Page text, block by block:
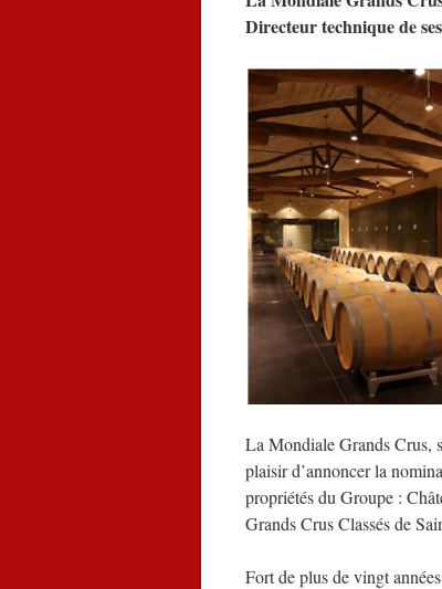
Directeur technique de
La Mondiale Grands
plaisir d’annoncer la
propriétés du Groupe :
Grands Crus Classés de
Fort de plus de vingt